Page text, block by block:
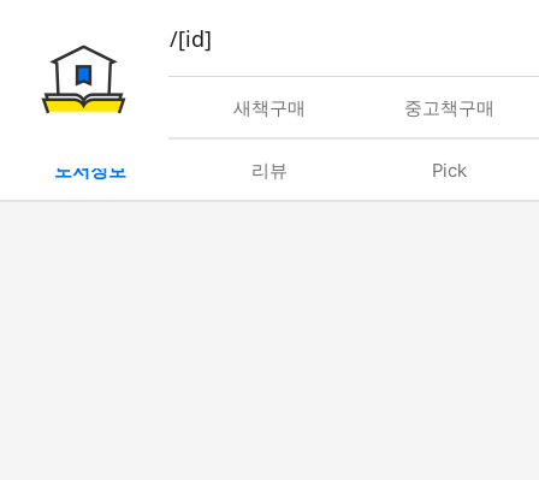
book/rent/[id]
대여 새책구매 중고책구매
도서정보 리뷰 Pick